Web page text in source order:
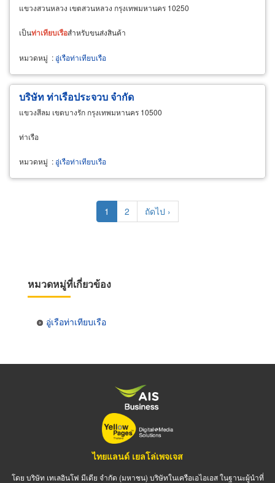
แขวงสวนหลวง เขตสวนหลวง กรุงเทพมหานคร 10250
เป็นท่าเทียบเรือสำหรับขนส่งสินค้า
หมวดหมู่ : อู่เรือท่าเทียบเรือ
บริษัท ท่าเรือประจวบ จำกัด
แขวงสีลม เขตบางรัก กรุงเทพมหานคร 10500
ท่าเรือ
หมวดหมู่ : อู่เรือท่าเทียบเรือ
Current
page
1 Page
2
Next
page
ถัดไป ›
หมวดหมู่ที่เกี่ยวข้อง
อู่เรือท่าเทียบเรือ
ไทยแลนด์ เยลโล่เพจเจส
โดย บริษัท เทเลอินโฟ มีเดีย จำกัด (มหาชน) บริษัทในเครือเอไอเอส ในฐานะผู้นำที่